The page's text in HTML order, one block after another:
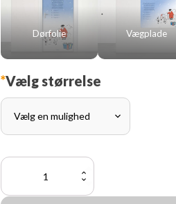
Dørfolie Vægplade
*Vælg størrelse
synger